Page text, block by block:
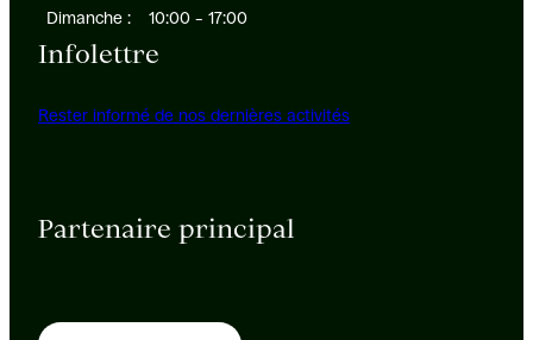
Dimanche :
10:00 – 17:00
Infolettre
Rester informé de nos dernières activités
Partenaire principal